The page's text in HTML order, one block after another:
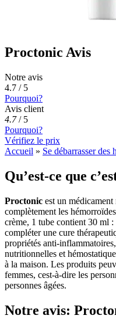
Proctonic Avis
Notre avis
4.7 / 5
Pourquoi?
Avis client
4.7/ 5
Pourquoi?
Vérifiez le prix
Accueil » Se débarrasser des
Qu’est-ce que
Proctonic est un
complètement les
crème, 1 tube contient 30 ml
compléter une cure
propriétés anti-
nutritionnelles et
à la maison. Les produits
femmes, cest-à-dire les
personnes âgées.
Notre avis: